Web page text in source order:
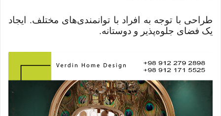
طراحی با توجه به افراد با توانمندی‌های مختلف. ایجاد
یک فضای جلوه‌پذیر و دوستانه.